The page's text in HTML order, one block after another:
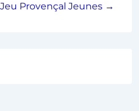
Jeu Provençal Jeunes →